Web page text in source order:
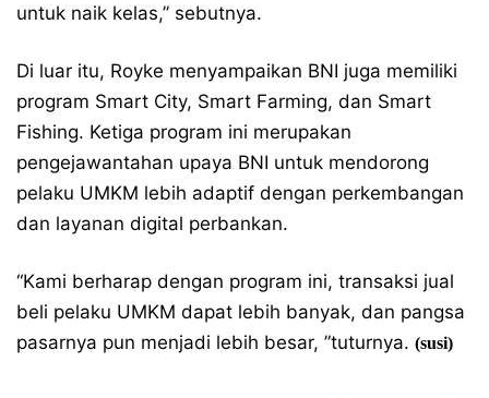
untuk naik kelas,” sebutnya.
Di luar itu, Royke menyampaikan BNI juga memiliki
program Smart City, Smart Farming, dan Smart
Fishing. Ketiga program ini merupakan
pengejawantahan upaya BNI untuk mendorong
pelaku UMKM lebih adaptif dengan perkembangan
dan layanan digital perbankan.
“Kami berharap dengan program ini, transaksi jual
beli pelaku UMKM dapat lebih banyak, dan pangsa
pasarnya pun menjadi lebih besar, ”tuturnya. (susi)